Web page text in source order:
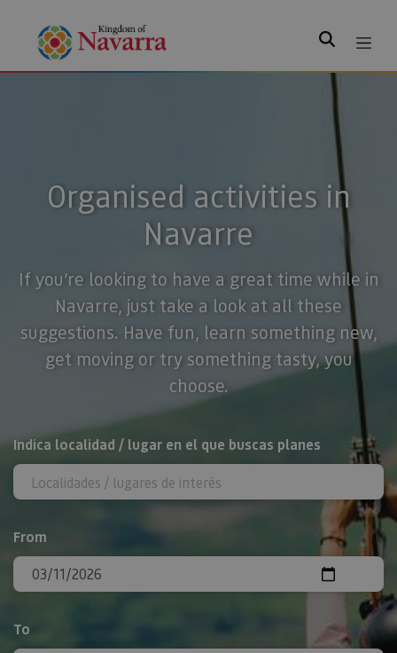
Search
Organised activities in
Navarre
If you’re looking to have a great time while in
Navarre, just take a look at all these
suggestions. Have fun, learn something new,
get moving or try something tasty, you
choose.
Search
Indica localidad / lugar en el que buscas planes
From
To